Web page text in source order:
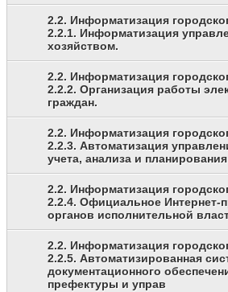
2.2. Информатизация
2.2.1. Информатизация
хозяйством.
2.2. Информатизация
2.2.2. Организация работы
граждан.
2.2. Информатизация
2.2.3. Автоматизация
учета, анализа и
2.2. Информатизация
2.2.4. Официальное Интернет-
органов исполнительной
2.2. Информатизация
2.2.5. Автоматизированная
документационного
префектуры и управ